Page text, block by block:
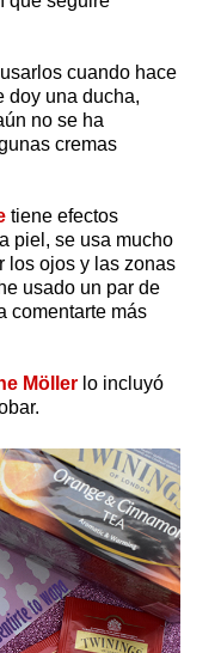
cuando hace
doy una ducha,
no se ha
cremas
tiene efectos
piel, se usa mucho
los ojos y las zonas
usado un par de
comentarte más
Möller lo incluyó